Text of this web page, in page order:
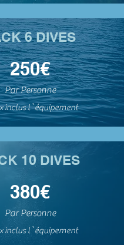
6 DIVES
250€
Par Personne
inclus l`équipement
10 DIVES
380€
Par Personne
inclus l`équipement